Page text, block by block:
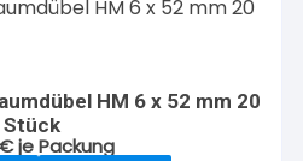
HM 6 x 52 mm 20
Stück
€je Packung